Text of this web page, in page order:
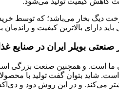
دیگ بخار می‌باشد؛ که توسط
بالاترین کیفیت و راندمان
بویلر ایران در صنایع
است. و همچنین صنعت بزرگی
شاید بتوان گفت تولید با
می‌کند. و در این روش دود و